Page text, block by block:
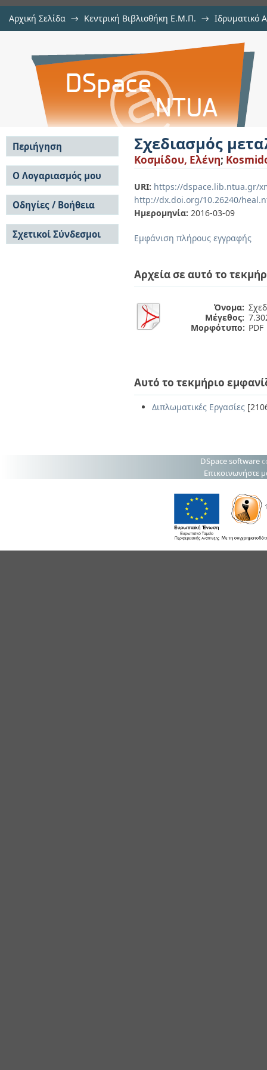
Αρχική Σελίδα → Κεντρική Βιβλιοθήκη Ε.Μ.Π. → Ιδρυματικό
Σχεδιασμός μεταλλικών
Σχεδιασμός
Κοσμίδου, Ελένη;
URI: https://dspace.lib.ntua.gr/
http://dx.doi.org/10.26240/
Ημερομηνία: 2016-03-09
Εμφάνιση πλήρους εγγραφής
Αρχεία σε αυτό το
Όνομα:
Μέγεθος:
Μορφότυπο: PDF
Αυτό το τεκμήριο
Διπλωματικές Εργασίες
Περιήγηση
Σε όλο το DSpace
Κοινότητες & Συλλογές
Ανά Ημερομηνία
Έκδοσης
Συγγραφείς
Τίτλοι
Θέματα
Ο Λογαριασμός μου
Σύνδεση
Εγγραφή
Οδηγίες / Βοήθεια
Οδηγίες Υποβολής
Οδηγίες Χρήσης ΙΑ
Συχνές Ερωτήσεις
Σχετικοί Σύνδεσμοι
DSpace software
Επικοινωνήστε